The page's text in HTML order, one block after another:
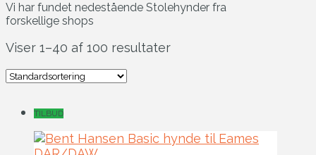
Vi har fundet nedestående Stolehynder fra
forskellige shops
Viser 1–40 af 100 resultater
TILBUD